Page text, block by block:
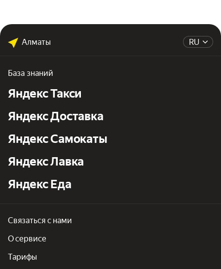
RU
Алматы
База знаний
Яндекс Такси
Яндекс Доставка
Яндекс Самокаты
Яндекс Лавка
Яндекс Еда
Связаться с нами
О сервисе
Тарифы